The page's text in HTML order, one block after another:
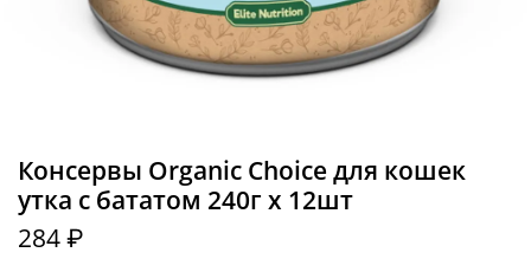
Консервы Organic Сhoice для кошек
утка с бататом 240г х 12шт
284 ₽